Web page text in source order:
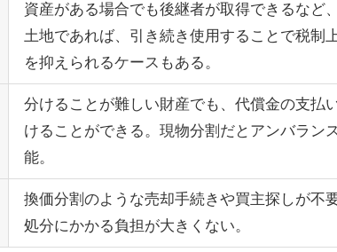
資産がある場合でも後継者が取得できるなど
土地であれば、引き続き使用することで税制
を抑えられるケースもある。
分けることが難しい財産でも、代償金の支払
けることができる。現物分割だとアンバラン
能。
換価分割のような売却手続きや買主探しが不
処分にかかる負担が大きくない。